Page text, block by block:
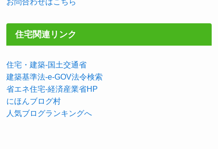
住宅関連リンク
住宅・建築-国土交通省
建築基準法-e-GOV法令検索
省エネ住宅-経済産業省HP
にほんブログ村
人気ブログランキングへ